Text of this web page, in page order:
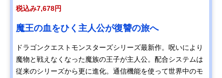
税込み7,678円
魔王の血をひく主人公が復讐の旅へ
ドラゴンクエストモンスターズシリーズ最新作。呪いにより
魔物と戦えなくなった魔族の王子が主人公。配合システムは
従来のシリーズから更に進化。通信機能を使って世界中のモ